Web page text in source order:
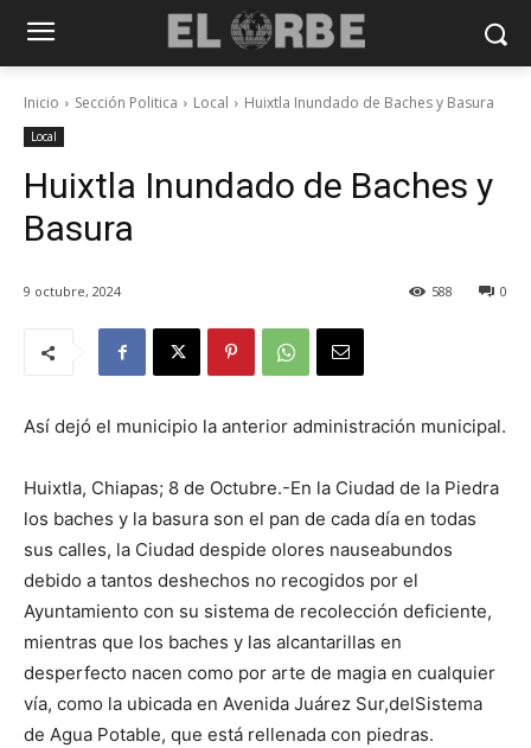
Inicio Sección Politica Local Huixtla Inundado de Baches y Basura
Local
Huixtla Inundado de Baches y
Basura
9 octubre, 2024 0
588
Así dejó el municipio la anterior administración municipal.
Huixtla, Chiapas; 8 de Octubre.-En la Ciudad de la Piedra
los baches y la basura son el pan de cada día en todas
sus calles, la Ciudad despide olores nauseabundos
debido a tantos deshechos no recogidos por el
Ayuntamiento con su sistema de recolección deficiente,
mientras que los baches y las alcantarillas en
desperfecto nacen como por arte de magia en cualquier
vía, como la ubicada en Avenida Juárez Sur,delSistema
de Agua Potable, que está rellenada con piedras.